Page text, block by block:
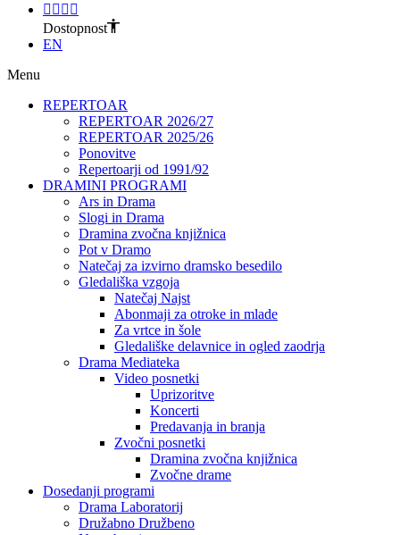
Dostopnost
EN
Menu
REPERTOAR
REPERTOAR 2026/27
REPERTOAR 2025/26
Ponovitve
Repertoarji od 1991/92
DRAMINI PROGRAMI
Ars in Drama
Slogi in Drama
Dramina zvočna knjižnica
Pot v Dramo
Natečaj za izvirno dramsko besedilo
Gledališka vzgoja
Natečaj Najst
Abonmaji za otroke in mlade
Za vrtce in šole
Gledališke delavnice in ogled zaodrja
Drama Mediateka
Video posnetki
Uprizoritve
Koncerti
Predavanja in branja
Zvočni posnetki
Dramina zvočna knjižnica
Zvočne drame
Dosedanji programi
Drama Laboratorij
Družabno Družbeno